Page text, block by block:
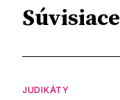
Súvisiace
JUDIKÁTY